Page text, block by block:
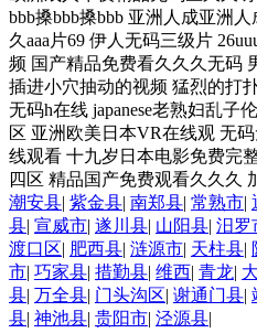
潮安县| 紫金县| 南郑县| 常熟市|
县| 宣威市| 遂川县| 山阳县| 汨罗
渡口区| 肥西县| 涟源市| 天柱县|
市| 巧家县| 措勤县| 维西| 青龙|
县| 万全县| 门头沟区| 谢通门县|
县| 神池县| 贵阳市| 泾源县|